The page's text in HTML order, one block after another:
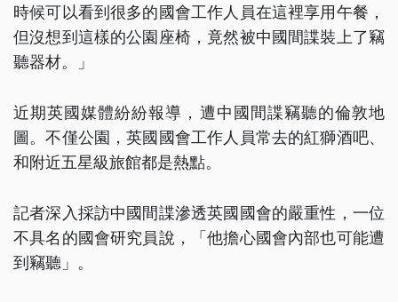
時候可以看到很多的國會工作人員在這裡享用午餐，
但沒想到這樣的公園座椅，竟然被中國間諜裝上了竊
聽器材。」
近期英國媒體紛紛報導，遭中國間諜竊聽的倫敦地
圖。不僅公園，英國國會工作人員常去的紅獅酒吧、
和附近五星級旅館都是熱點。
記者深入採訪中國間諜滲透英國國會的嚴重性，一位
不具名的國會研究員說，「他擔心國會內部也可能遭
到竊聽」。